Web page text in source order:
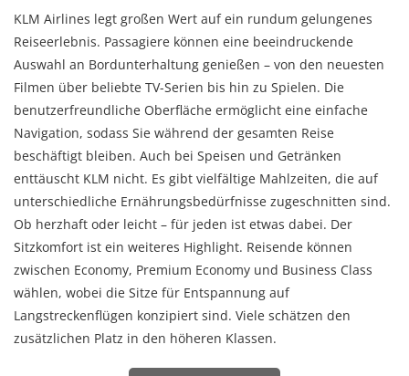
KLM Airlines legt großen Wert auf ein rundum gelungenes
Reiseerlebnis. Passagiere können eine beeindruckende
Auswahl an Bordunterhaltung genießen – von den neuesten
Filmen über beliebte TV-Serien bis hin zu Spielen. Die
benutzerfreundliche Oberfläche ermöglicht eine einfache
Navigation, sodass Sie während der gesamten Reise
beschäftigt bleiben. Auch bei Speisen und Getränken
enttäuscht KLM nicht. Es gibt vielfältige Mahlzeiten, die auf
unterschiedliche Ernährungsbedürfnisse zugeschnitten sind.
Ob herzhaft oder leicht – für jeden ist etwas dabei. Der
Sitzkomfort ist ein weiteres Highlight. Reisende können
zwischen Economy, Premium Economy und Business Class
wählen, wobei die Sitze für Entspannung auf
Langstreckenflügen konzipiert sind. Viele schätzen den
zusätzlichen Platz in den höheren Klassen.